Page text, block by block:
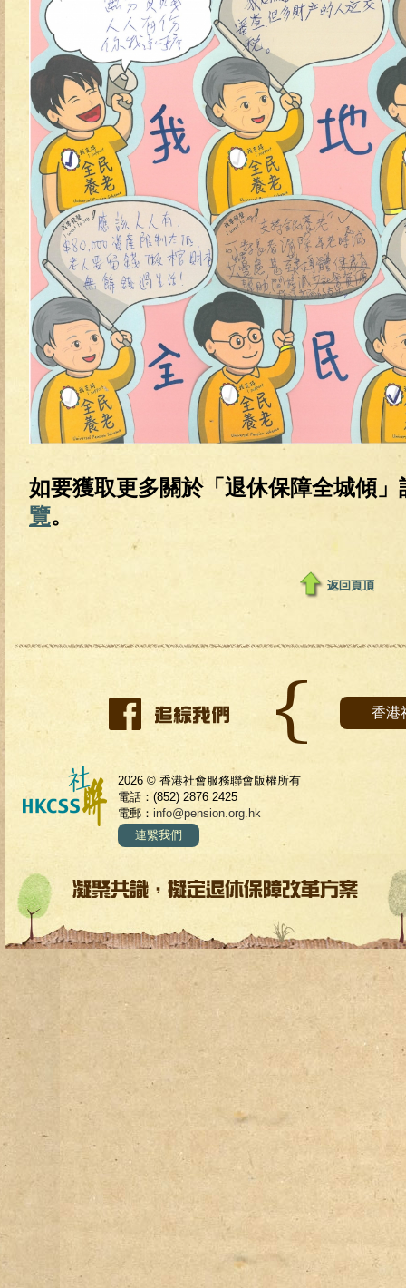
如要獲取更多關於「退休保障全城傾
覽。
香港
2026 © 香港社會服務聯會版權所有
電話：(852) 2876 2425
電郵： info@pension.org.hk
連繫我們